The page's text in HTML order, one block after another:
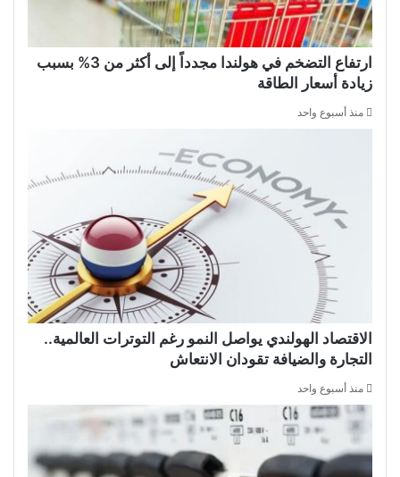
ارتفاع التضخم في هولندا مجدداً إلى أكثر من 3% بسبب
زيادة أسعار الطاقة
منذ أسبوع واحد
الاقتصاد الهولندي يواصل النمو رغم التوترات العالمية..
التجارة والضيافة تقودان الانتعاش
منذ أسبوع واحد